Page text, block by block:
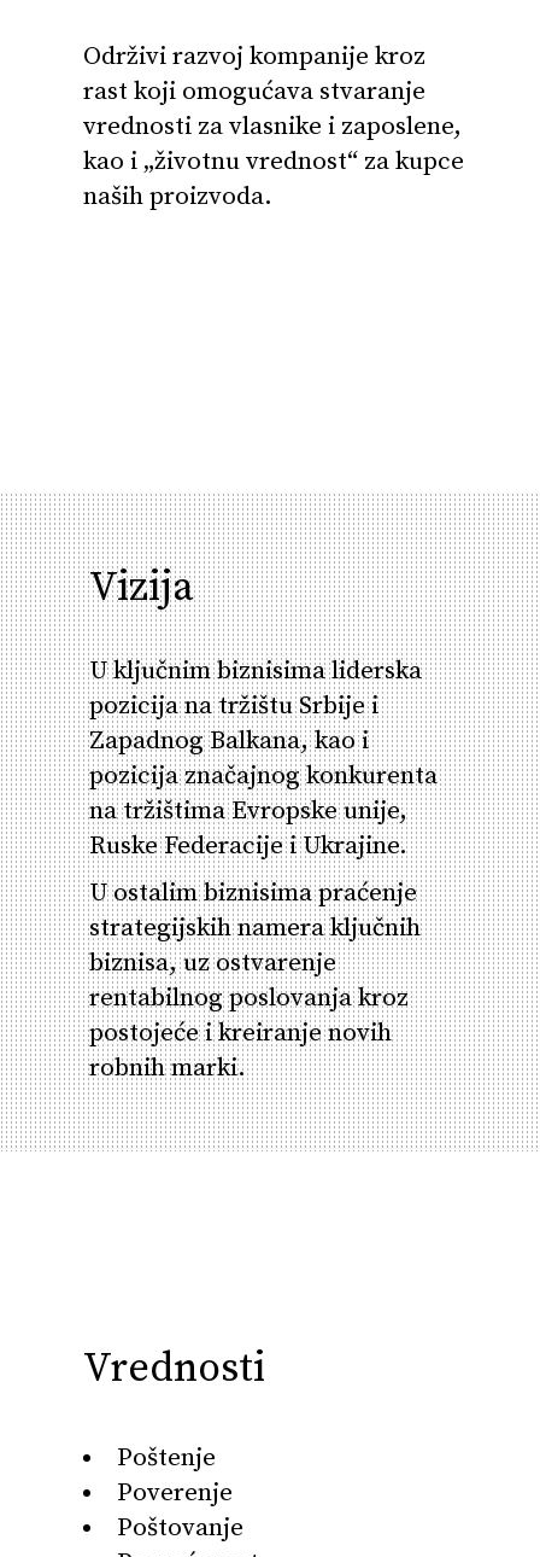
Održivi razvoj kompanije kroz
rast koji omogućava stvaranje
vrednosti za vlasnike i zaposlene,
kao i „životnu vrednost“ za kupce
naših proizvoda.
Vizija
U ključnim biznisima liderska
pozicija na tržištu Srbije i
Zapadnog Balkana, kao i
pozicija značajnog konkurenta
na tržištima Evropske unije,
Ruske Federacije i Ukrajine.
U ostalim biznisima praćenje
strategijskih namera ključnih
biznisa, uz ostvarenje
rentabilnog poslovanja kroz
postojeće i kreiranje novih
robnih marki.
Vrednosti
Poštenje
Poverenje
Poštovanje